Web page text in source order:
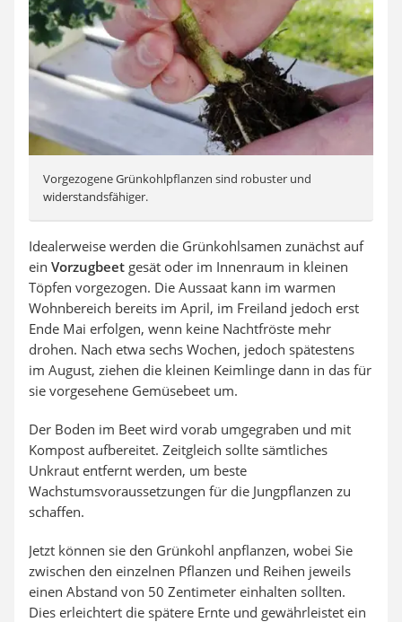
Vorgezogene Grünkohlpflanzen sind robuster und
widerstandsfähiger.
Idealerweise werden die Grünkohlsamen zunächst auf
ein Vorzugbeet gesät oder im Innenraum in kleinen
Töpfen vorgezogen. Die Aussaat kann im warmen
Wohnbereich bereits im April, im Freiland jedoch erst
Ende Mai erfolgen, wenn keine Nachtfröste mehr
drohen. Nach etwa sechs Wochen, jedoch spätestens
im August, ziehen die kleinen Keimlinge dann in das für
sie vorgesehene Gemüsebeet um.
Der Boden im Beet wird vorab umgegraben und mit
Kompost aufbereitet. Zeitgleich sollte sämtliches
Unkraut entfernt werden, um beste
Wachstumsvoraussetzungen für die Jungpflanzen zu
schaffen.
Jetzt können sie den Grünkohl anpflanzen, wobei Sie
zwischen den einzelnen Pflanzen und Reihen jeweils
einen Abstand von 50 Zentimeter einhalten sollten.
Dies erleichtert die spätere Ernte und gewährleistet ein